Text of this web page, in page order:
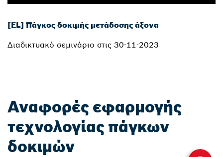
[EL] Πάγκος δοκιμής μετάδοσης άξονα
Διαδικτυακό σεμινάριο στις 30-11-2023
Αναφορές εφαρμογής
τεχνολογίας πάγκων
δοκιμών